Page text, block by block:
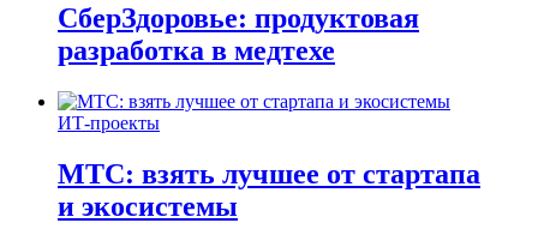
СберЗдоровье: продуктовая
разработка в медтехе
ИТ-проекты
МТС: взять лучшее от стартапа
и экосистемы